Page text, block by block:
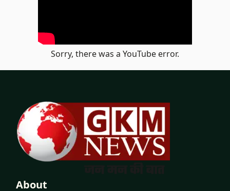
Sorry, there was a YouTube error.
About